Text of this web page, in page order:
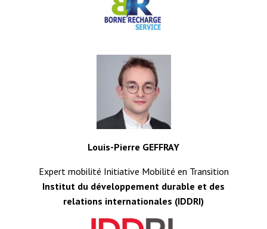
Louis-Pierre GEFFRAY
Expert mobilité Initiative Mobilité en Transition
Institut du développement durable et des
relations internationales (IDDRI)